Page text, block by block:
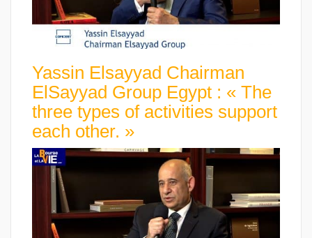
Yassin Elsayyad Chairman
ElSayyad Group Egypt : « The
three types of activities support
each other. »